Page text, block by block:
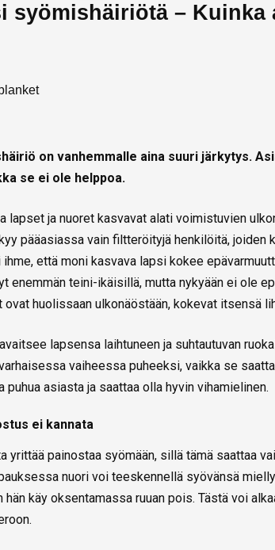
syömishäiriötä – Kuinka
on vanhemmalle aina suuri järkytys.
se ei ole helppoa.
lapset ja nuoret kasvavat alati voimistuvien
pääasiassa vain filtteröityjä henkilöitä, joiden
että moni kasvava lapsi kokee
enemmän teini-ikäisillä, mutta nykyään ei ole
ovat huolissaan ulkonäöstään, kokevat itsensä
lapsensa laihtuneen ja suhtautuvan
vaiheessa puheeksi, vaikka se
puhua asiasta ja saattaa olla hyvin vihamielinen.
ei kannata
yrittää painostaa syömään, sillä tämä saattaa
nuori voi teeskennellä syövänsä
hän käy oksentamassa ruuan pois. Tästä voi